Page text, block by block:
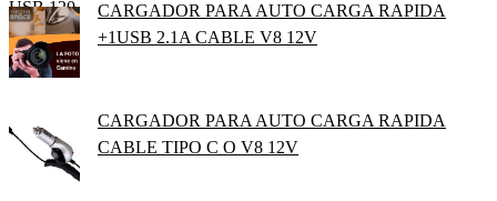
CARGADOR PARA AUTO CARGA RAPIDA
+1USB 2.1A CABLE V8 12V
CARGADOR PARA AUTO CARGA RAPIDA
CABLE TIPO C O V8 12V